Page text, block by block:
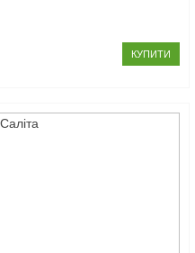
КУПИТИ